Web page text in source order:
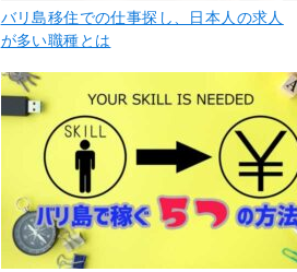
バリ島移住での仕事探し、日本人の求人
が多い職種とは